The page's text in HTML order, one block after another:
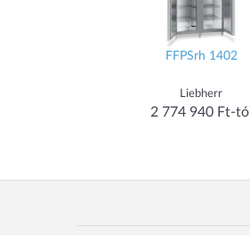
FFPSrh 1402
Liebherr
2 774 940 Ft-tól